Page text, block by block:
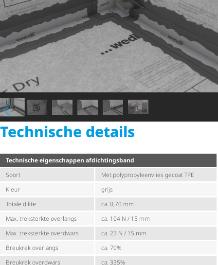
Technische details
Technische eigenschappen afdich­tings­band
Soort
Met poly­pro­py­leen­vlies gecoat TPE
Kleur
grijs
Totale dikte
ca. 0,70 mm
Max. treksterkte overlangs
ca. 104 N / 15 mm
Max. treksterkte overdwars
ca. 23 N / 15 mm
Breukrek overlangs
ca. 70%
Breukrek overdwars
ca. 335%